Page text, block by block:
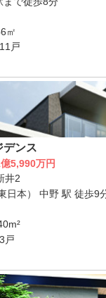
㎡
戸
デンス
5,990万円
井2
日本） 中野 駅 徒歩9
戸